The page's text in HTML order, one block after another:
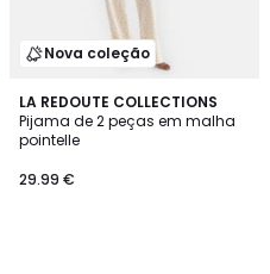
Nova coleção
LA REDOUTE COLLECTIONS
Pijama de 2 peças em malha
pointelle
29.99 €